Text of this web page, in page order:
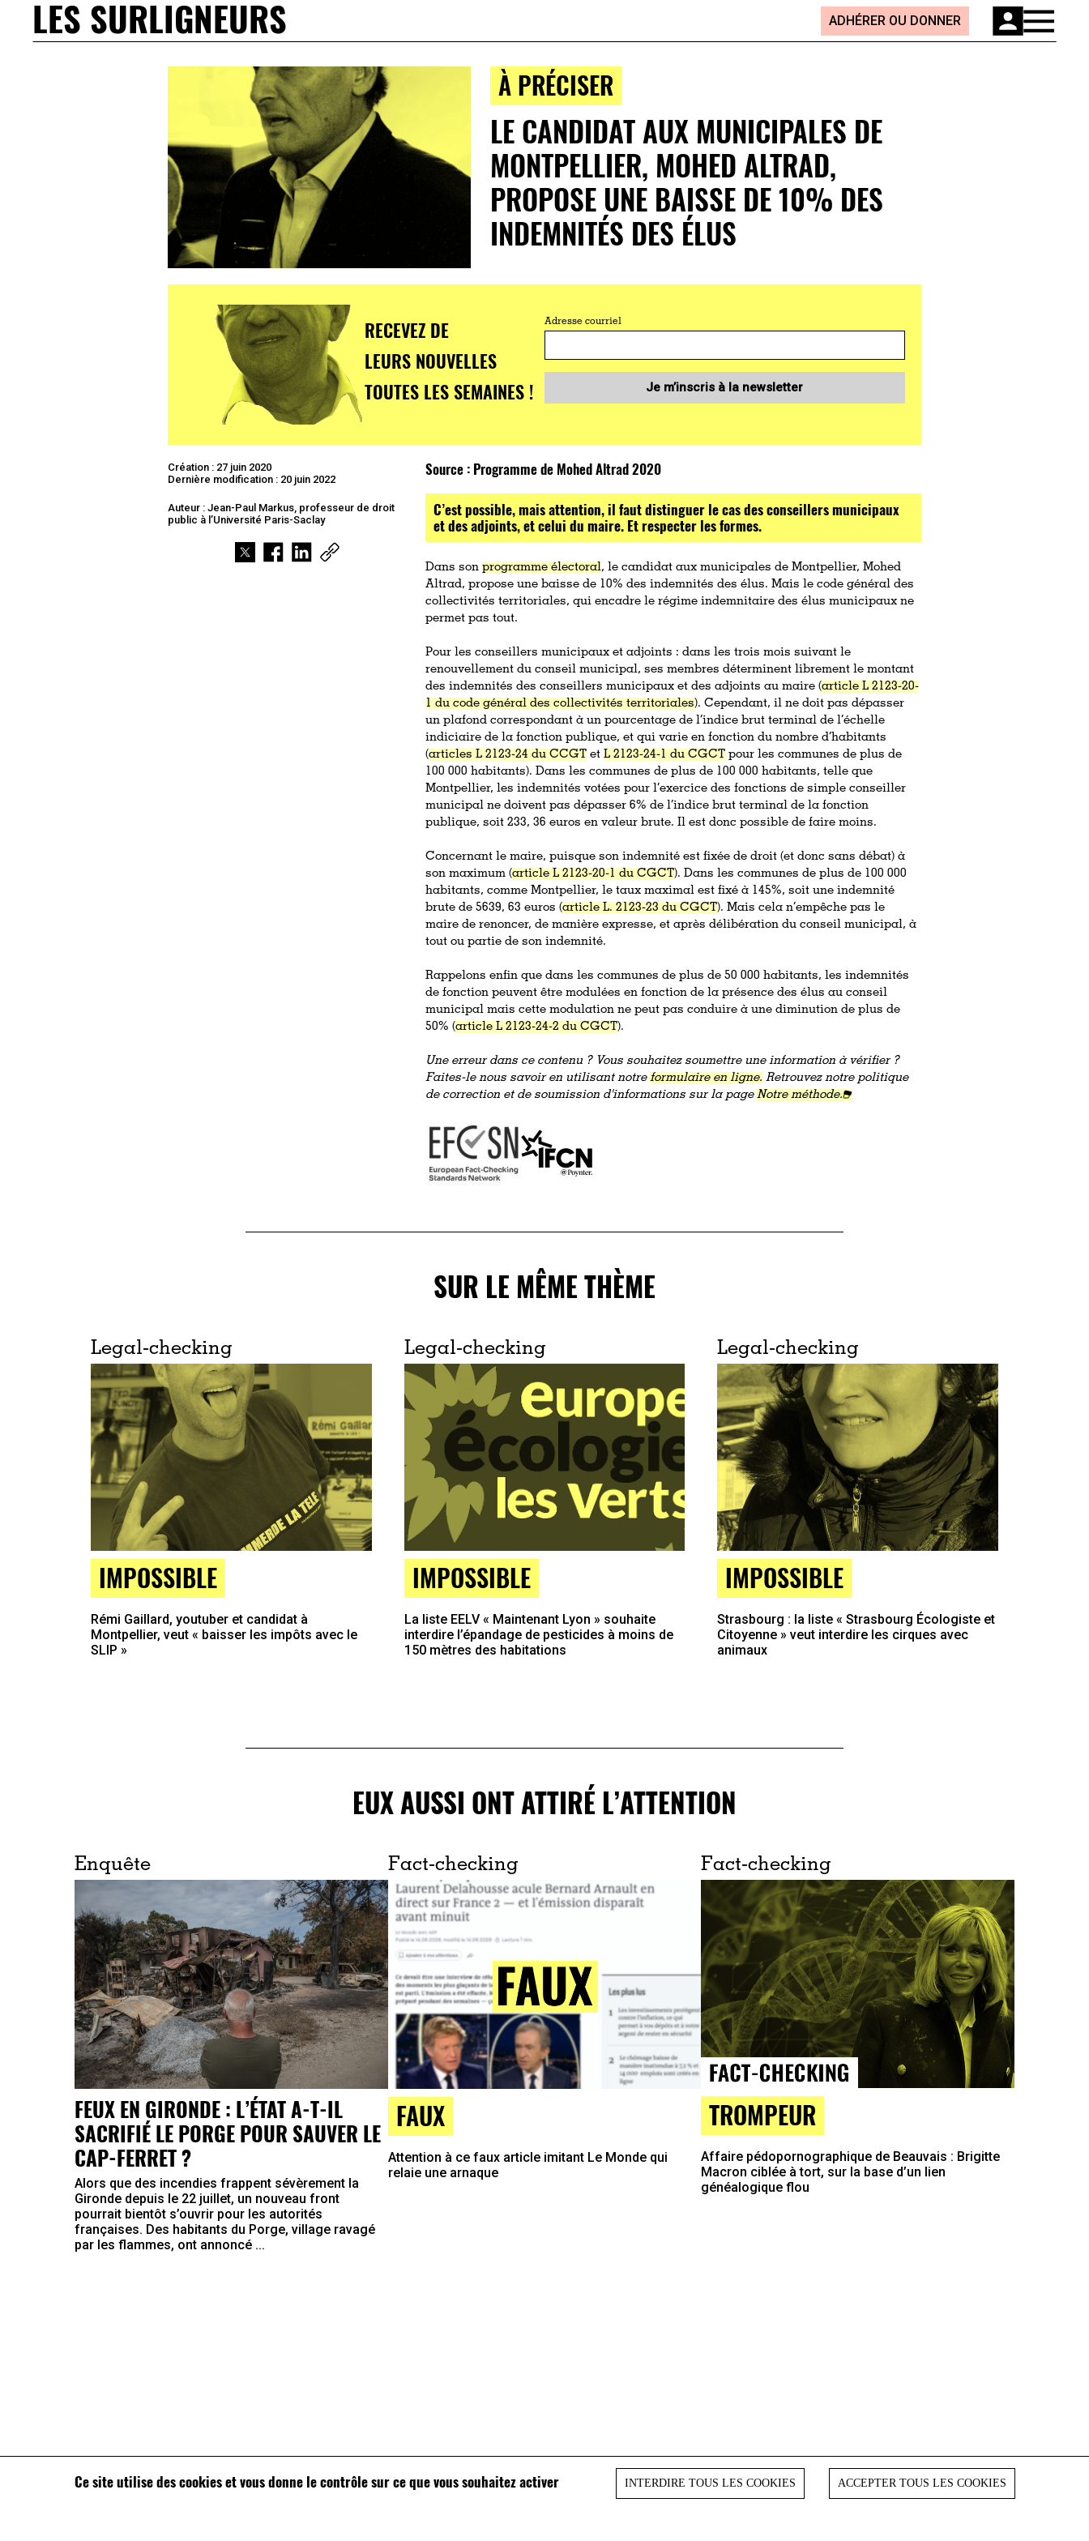
Ce site utilise des cookies et vous donne le contrôle sur ce que vous souhaitez activer INTERDIRE TOUS LES COOKIES ACCEPTER TOUS LES COOKIES
LES SURLIGNEURS ADHÉRER OU DONNER
À PRÉCISER
LE CANDIDAT AUX MUNICIPALES DE
MONTPELLIER, MOHED ALTRAD,
PROPOSE UNE BAISSE DE 10% DES
INDEMNITÉS DES ÉLUS
RECEVEZ DE
LEURS NOUVELLES
TOUTES LES SEMAINES !
Adresse courriel
Je m’inscris à la newsletter
Création : 27 juin 2020
Dernière modification : 20 juin 2022
Auteur : Jean-Paul Markus, professeur de droit
public à l’Université Paris-Saclay
Source : Programme de Mohed Altrad 2020
C’est possible, mais attention, il faut distinguer le cas des conseillers municipaux
et des adjoints, et celui du maire. Et respecter les formes.
Dans sonprogramme électoral, le candidat aux municipales de Montpellier, Mohed
Altrad, propose une baisse de 10% des indemnités des élus. Mais le code général des
collectivités territoriales, qui encadre le régime indemnitaire des élus municipaux ne
permet pas tout.
Pour les conseillers municipaux et adjoints : dans les trois mois suivant le
renouvellement du conseil municipal, ses membres déterminent librement le montant
des indemnités des conseillers municipaux et des adjoints au maire (article L 2123-20-
1 du code général des collectivités territoriales). Cependant, il ne doit pas dépasser
un plafond correspondant à un pourcentage de l’indice brut terminal de l’échelle
indiciaire de la fonction publique, et qui varie en fonction du nombre d’habitants
(articles L 2123-24 du CCGT etL 2123-24-1 du CGCT pour les communes de plus de
100 000 habitants). Dans les communes de plus de 100 000 habitants, telle que
Montpellier, les indemnités votées pour l’exercice des fonctions de simple conseiller
municipal ne doivent pas dépasser 6% de l’indice brut terminal de la fonction
publique, soit 233, 36 euros en valeur brute. Il est donc possible de faire moins.
Concernant le maire, puisque son indemnité est fixée de droit (et donc sans débat) à
son maximum (article L 2123-20-1 du CGCT). Dans les communes de plus de 100 000
habitants, comme Montpellier, le taux maximal est fixé à 145%, soit une indemnité
brute de 5639, 63 euros (article L. 2123-23 du CGCT). Mais cela n’empêche pas le
maire de renoncer, de manière expresse, et après délibération du conseil municipal, à
tout ou partie de son indemnité.
Rappelons enfin que dans les communes de plus de 50 000 habitants, les indemnités
de fonction peuvent être modulées en fonction de la présence des élus au conseil
municipal mais cette modulation ne peut pas conduire à une diminution de plus de
50% (article L 2123-24-2 du CGCT).
Une erreur dans ce contenu ? Vous souhaitez soumettre une information à vérifier ?
Faites-le nous savoir en utilisant notreformulaire en ligne. Retrouvez notre politique
de correction et de soumission d'informations sur la pageNotre méthode.
SUR LE MÊME THÈME
Legal-checking
IMPOSSIBLE
Rémi Gaillard, youtuber et candidat à
Montpellier, veut « baisser les impôts avec le
SLIP »
Legal-checking
IMPOSSIBLE
La liste EELV « Maintenant Lyon » souhaite
interdire l’épandage de pesticides à moins de
150 mètres des habitations
Legal-checking
IMPOSSIBLE
Strasbourg : la liste « Strasbourg Écologiste et
Citoyenne » veut interdire les cirques avec
animaux
EUX AUSSI ONT ATTIRÉ L’ATTENTION
Enquête
FEUX EN GIRONDE : L’ÉTAT A-T-IL
SACRIFIÉ LE PORGE POUR SAUVER LE
CAP-FERRET ?
Alors que des incendies frappent sévèrement la
Gironde depuis le 22 juillet, un nouveau front
pourrait bientôt s’ouvrir pour les autorités
françaises. Des habitants du Porge, village ravagé
par les flammes, ont annoncé ...
Fact-checking
FAUX
Attention à ce faux article imitant Le Monde qui
relaie une arnaque
Fact-checking
TROMPEUR
Affaire pédopornographique de Beauvais : Brigitte
Macron ciblée à tort, sur la base d’un lien
généalogique flou